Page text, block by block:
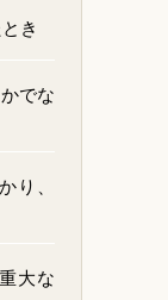
き
でな
り、
大な